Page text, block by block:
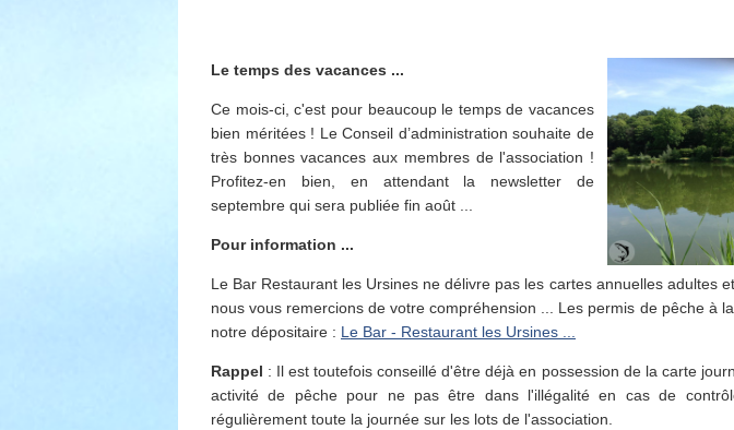
Le temps des vacances ...
Ce mois-ci, c'est pour beaucoup le temps de vacances
bien méritées ! Le Conseil d’administration souhaite de
très bonnes vacances aux membres de l'association !
Profitez-en bien, en attendant la newsletter de
septembre qui sera publiée fin août ...
Pour information ...
Le Bar Restaurant les Ursines ne délivre pas les cartes annuelles adultes
nous vous remercions de votre compréhension ... Les permis de pêche à
notre dépositaire : Le Bar - Restaurant les Ursines ...
Rappel : Il est toutefois conseillé d'être déjà en possession de la carte
activité de pêche pour ne pas être dans l'illégalité en cas de
régulièrement toute la journée sur les lots de l'association.